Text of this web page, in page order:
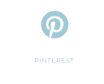
PINTEREST